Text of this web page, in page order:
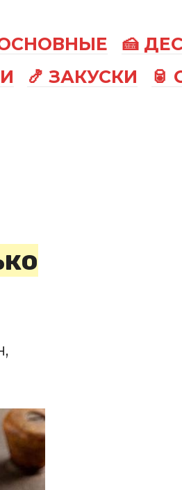
ОСНОВНЫЕ
🍰
🍤 ЗАКУСКИ
🥫